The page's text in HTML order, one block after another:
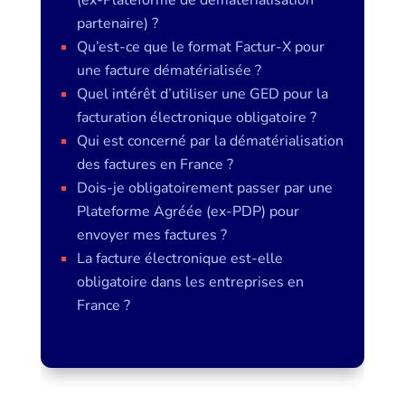
partenaire) ?
Qu’est-ce que le format Factur-X pour
une facture dématérialisée ?
Quel intérêt d’utiliser une GED pour la
facturation électronique obligatoire ?
Qui est concerné par la dématérialisation
des factures en France ?
Dois-je obligatoirement passer par une
Plateforme Agréée (ex-PDP) pour
envoyer mes factures ?
La facture électronique est-elle
obligatoire dans les entreprises en
France ?